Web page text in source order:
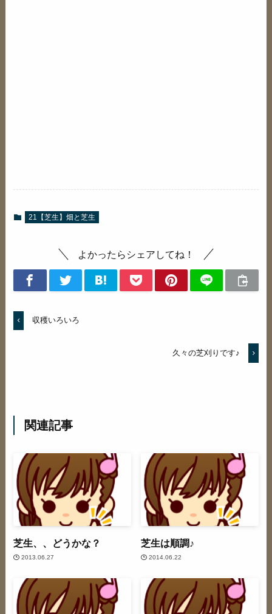
21【芝生】畑と芝生
よかったらシェアしてね！
収穫いろいろ
久々の芝刈りです♪
関連記事
芝生、、どうかな？
2013.06.27
芝生は順調♪
2014.06.22